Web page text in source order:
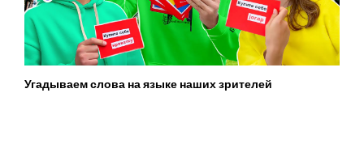
Угадываем слова на языке наших зрителей